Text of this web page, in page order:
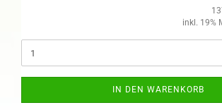
inkl. 19%
IN DEN WARENKORB